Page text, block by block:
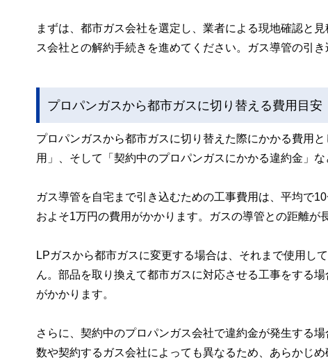
まずは、都市ガス会社を選定し、業者による現地確認と
ス会社との解約手続きを進めてください。ガス導管の引
プロパンガスから都市ガスに切り替える費用目安
プロパンガスから都市ガスに切り替えた際にかかる費用
用」、そして「契約中のプロパンガスにかかる違約金」な
ガス導管を自宅まで引き込むための工事費用は、平均で
およそ1万円の費用がかかります。ガスの導管との距離が
LPガスから都市ガスに変更する場合は、それまで使用し
ん。部品を取り換えて都市ガスに対応させる工事をする
がかかります。
さらに、契約中のプロパンガス会社で違約金が発生する
数や契約するガス会社によっても異なるため、あらかじめ